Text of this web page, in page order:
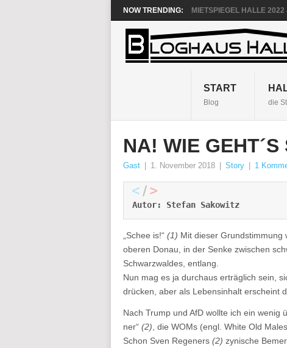
NOW TRENDING: MIETSPIEGEL HALLE 2022
START
Blog die
NA! WIE
Gast 1. November 2018 Story 1
Autor: Stefan Sakowitz
„Schee is!“ (1) Mit dieser
oberen Donau, in der Senke zwischen
Schwarzwaldes, entlang.
Nun mag es ja durchaus erträglich sein,
drücken, aber als Lebensinhalt erscheint
Nach Trump und AfD wollte ich ein wenig
ner“ (2) , die WOMs (engl. White Old
Schon Sven Regeners (2) zynische